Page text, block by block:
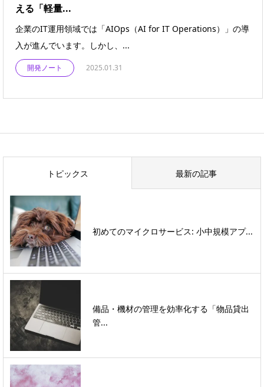
える「軽量...
企業のIT運用領域では「AIOps（AI for IT Operations）」の導
入が進んでいます。しかし、...
開発ノート 2025.01.31
トピックス 最新の記事
初めてのマイクロサービス: 小中規模アプ...
備品・機材の管理を効率化する「物品貸出
管...